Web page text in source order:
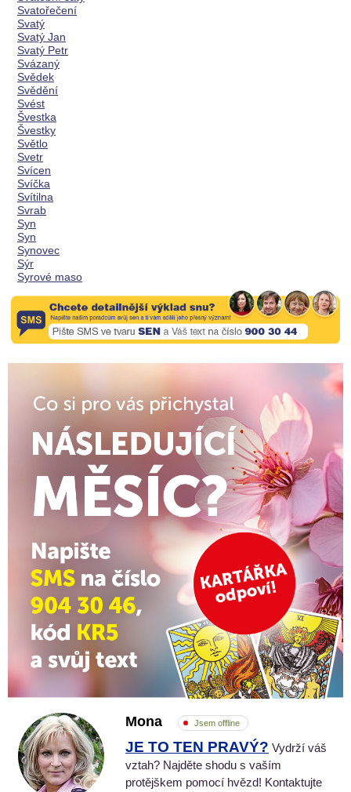
Svatořečení
Svatý
Svatý Jan
Svatý Petr
Svázaný
Svědek
Svědění
Svést
Švestka
Švestky
Světlo
Svetr
Svícen
Svíčka
Svítilna
Svrab
Syn
Syn
Synovec
Sýr
Syrové maso
Mona Jsem offline
JE TO TEN PRAVÝ? Vydrží váš
vztah? Najděte shodu s vaším
protějškem pomocí hvězd! Kontaktujte